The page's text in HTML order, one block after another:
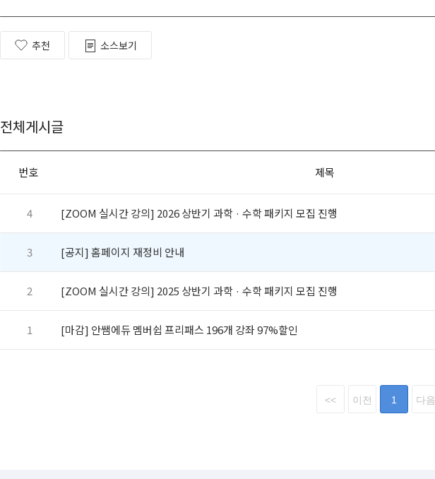
추천 소스보기
전체게시글
번호 제목
4 [ZOOM 실시간 강의] 2026 상반기 과학 · 수학 패키지 모집 진행
3 [공지] 홈페이지 재정비 안내
2 [ZOOM 실시간 강의] 2025 상반기 과학 · 수학 패키지 모집 진행
1 [마감] 안쌤에듀 멤버쉽 프리패스 196개 강좌 97%할인
<< 이전 1 다음